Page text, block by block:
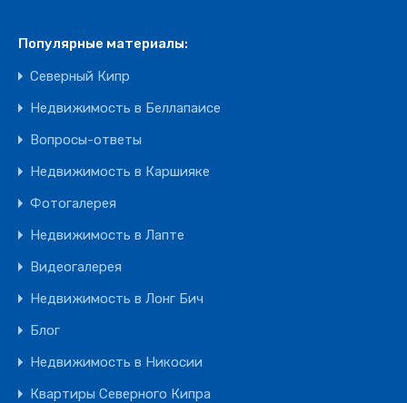
Популярные материалы:
Северный Кипр
Недвижимость в Беллапаисе
Вопросы-ответы
Недвижимость в Каршияке
Фотогалерея
Недвижимость в Лапте
Видеогалерея
Недвижимость в Лонг Бич
Блог
Недвижимость в Никосии
Квартиры Северного Кипра